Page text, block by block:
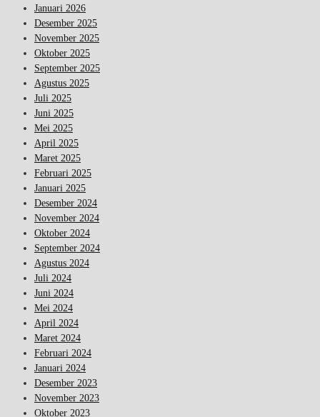
Januari 2026
Desember 2025
November 2025
Oktober 2025
September 2025
Agustus 2025
Juli 2025
Juni 2025
Mei 2025
April 2025
Maret 2025
Februari 2025
Januari 2025
Desember 2024
November 2024
Oktober 2024
September 2024
Agustus 2024
Juli 2024
Juni 2024
Mei 2024
April 2024
Maret 2024
Februari 2024
Januari 2024
Desember 2023
November 2023
Oktober 2023